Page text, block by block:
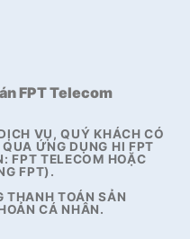
FPT Telecom
VỤ, QUÝ KHÁCH CÓ
ỨNG DỤNG HI FPT
FPT TELECOM HOẶC
FPT).
THANH TOÁN SẢN
CÁ NHÂN.